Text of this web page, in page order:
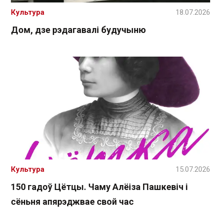
Дом, дзе рэдагавалі будучыню
Культура 18.07.2026
150 гадоў Цётцы. Чаму Алёіза Пашкевіч і
сёньня апярэджвае свой час
Культура 15.07.2026